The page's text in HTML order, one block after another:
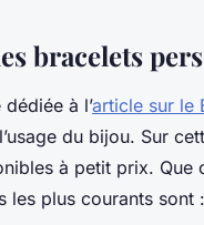
bracelets
à l’article sur le
du bijou. Sur
à petit prix.
les plus courants sont :